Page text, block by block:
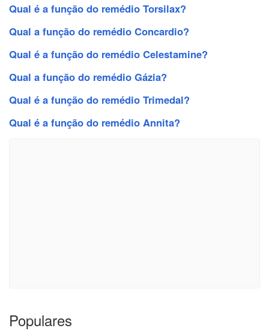
Qual é a função do remédio Torsilax?
Qual a função do remédio Concardio?
Qual é a função do remédio Celestamine?
Qual a função do remédio Gázia?
Qual é a função do remédio Trimedal?
Qual é a função do remédio Annita?
Populares